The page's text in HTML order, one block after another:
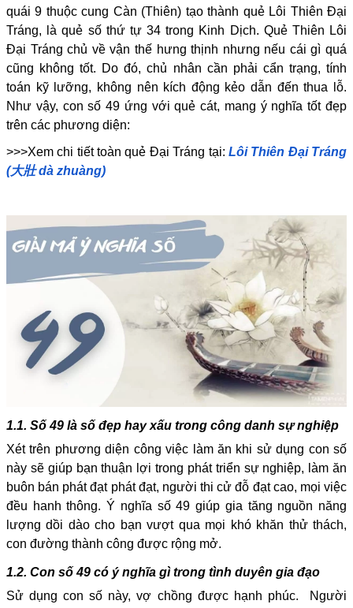
quái 9 thuộc cung Càn (Thiên) tạo thành quẻ Lôi Thiên Đại
Tráng, là quẻ số thứ tự 34 trong Kinh Dịch. Quẻ Thiên Lôi
Đại Tráng chủ về vận thế hưng thịnh nhưng nếu cái gì quá
cũng không tốt. Do đó, chủ nhân cần phải cẩn trạng, tính
toán kỹ lưỡng, không nên kích động kẻo dẫn đến thua lỗ.
Như vậy, con số 49 ứng với quẻ cát, mang ý nghĩa tốt đẹp
trên các phương diện:
>>>Xem chi tiết toàn quẻ Đại Tráng tại: Lôi Thiên Đại Tráng
(大壯 dà zhuàng)
1.1. Số 49 là số đẹp hay xấu trong công danh sự nghiệp
Xét trên phương diện công việc làm ăn khi sử dụng con số
này sẽ giúp bạn thuận lợi trong phát triển sự nghiệp, làm ăn
buôn bán phát đạt phát đạt, người thi cử đỗ đạt cao, mọi việc
đều hanh thông. Ý nghĩa số 49 giúp gia tăng nguồn năng
lượng dồi dào cho bạn vượt qua mọi khó khăn thử thách,
con đường thành công được rộng mở.
1.2. Con số 49 có ý nghĩa gì trong tình duyên gia đạo
Sử dụng con số này, vợ chồng được hạnh phúc. Người